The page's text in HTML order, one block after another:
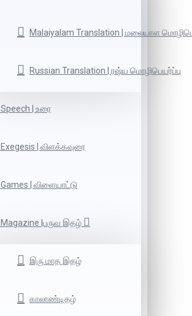
Malaiyalam Translation | மலையாள
Russian Translation | ரஷ்ய மொழிபெயர்ப்பு
Speech | உரை
Exegesis | விளக்கவுரை
Games | விளையாட்டு
Magazine |பருவ இதழ்
இரு மாத இதழ்
காலாண்டிதழ்